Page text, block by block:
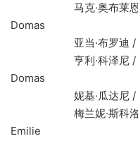
马克·奥布莱恩 /
Domas
亚当·布罗迪 /
亨利·科泽尼 /
Domas
妮基·瓜达尼 /
梅兰妮·斯科洛凡
Emilie